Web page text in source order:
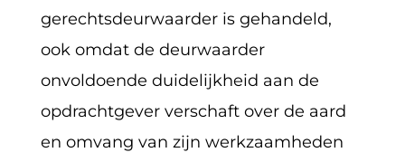
gerechtsdeurwaarder is gehandeld,
ook omdat de deurwaarder
onvoldoende duidelijkheid aan de
opdrachtgever verschaft over de aard
en omvang van zijn werkzaamheden